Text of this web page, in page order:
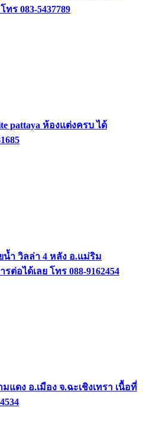
ร 083-5437789
pattaya ห้องแต่งครบ ได้
ำ วิลล่า 4 หลัง อ.แม่ริม
ต่อได้เลย โทร 088-9162454
ดง อ.เมือง จ.ฉะเชิงเทรา เนื้อที่